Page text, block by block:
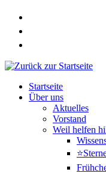
Zum
springen
Startseite
Über uns
Aktuelles
Vorstand
Weil helfen